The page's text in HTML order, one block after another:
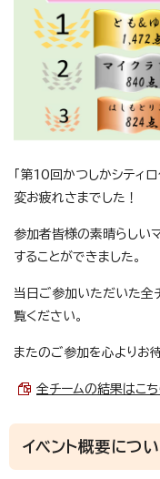
「第10回かつしかシティ
変お疲れさまでした！
参加者皆様の素晴らしい
することができました。
当日ご参加いただいた全
覧ください。
またのご参加を心よりお
全チームの結果はこ
イベント概要につ